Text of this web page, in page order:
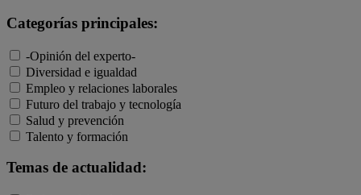
Categorías principales:
-Opinión del experto-
Diversidad e igualdad
Empleo y relaciones laborales
Futuro del trabajo y tecnología
Salud y prevención
Talento y formación
Temas de actualidad: